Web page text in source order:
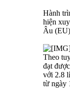
Hành
hiện
Âu
Theo
đạt
với 2.8
từ ngày